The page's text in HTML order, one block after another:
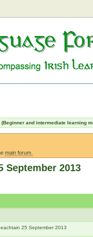
and intermediate learning
main forum.
2013
25 September 2013